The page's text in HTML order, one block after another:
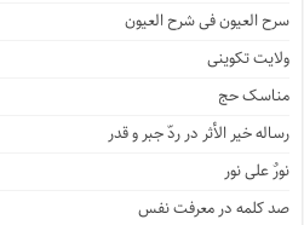
سرح العیون فی شرح العیون
ولایت تکوینی
مناسک حج
رساله خیر الأثر در ردّ جبر و قدر
نورٌ علی نور
صد کلمه در معرفت نفس